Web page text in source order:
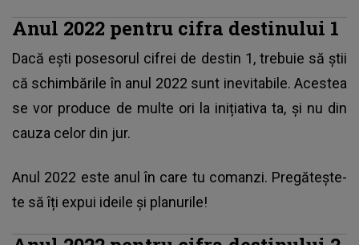
Anul 2022 pentru cifra destinului 1
Dacă ești posesorul cifrei de destin 1, trebuie să știi
că schimbările în anul 2022 sunt inevitabile. Acestea
se vor produce de multe ori la inițiativa ta, și nu din
cauza celor din jur.
Anul 2022 este anul în care tu comanzi. Pregătește-
te să îți expui ideile și planurile!